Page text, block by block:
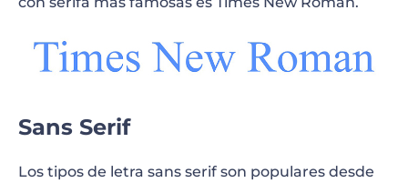
Sans Serif
Los tipos de letra sans serif son populares desde